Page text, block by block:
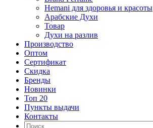
Hemani для здоровья и красоты
Арабские Духи
Товар
Духи на разлив
Производство
Оптом
Сертификат
Скидка
Бренды
Новинки
Топ 20
Пункты выдачи
Контакты